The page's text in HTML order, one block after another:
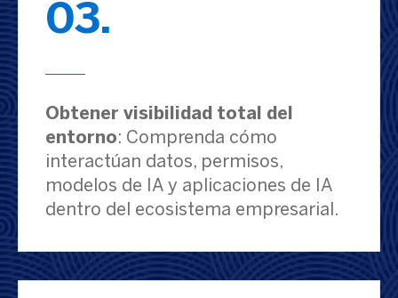
03.
Obtener visibilidad total del
entorno: Comprenda cómo
interactúan datos, permisos,
modelos de IA y aplicaciones de IA
dentro del ecosistema empresarial.